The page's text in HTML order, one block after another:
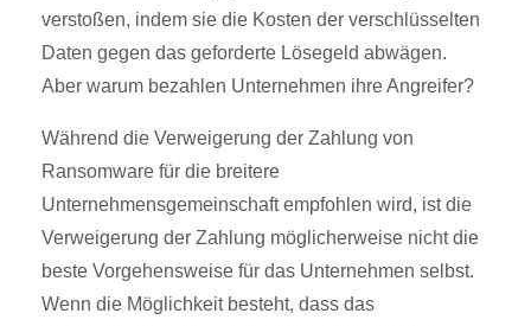
verstoßen, indem sie die Kosten der verschlüsselten
Daten gegen das geforderte Lösegeld abwägen.
Aber warum bezahlen Unternehmen ihre Angreifer?
Während die Verweigerung der Zahlung von
Ransomware für die breitere
Unternehmensgemeinschaft empfohlen wird, ist die
Verweigerung der Zahlung möglicherweise nicht die
beste Vorgehensweise für das Unternehmen selbst.
Wenn die Möglichkeit besteht, dass das